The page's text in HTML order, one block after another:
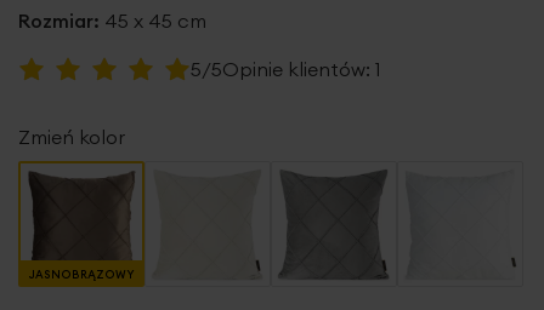
Rozmiar: 45 x 45 cm
Ocena:
5/5Opinie klientów: 1
Zmień kolor
JASNOBRĄZOWY